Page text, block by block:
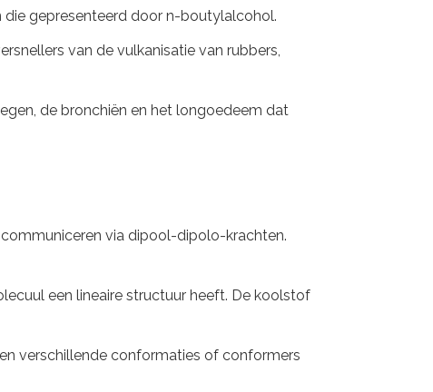
gepresenteerd door n-boutylalcohol.
van de vulkanisatie van rubbers,
de bronchiën en het longoedeem dat
via dipool-dipolo-krachten.
een lineaire structuur heeft. De koolstof
verschillende conformaties of conformers